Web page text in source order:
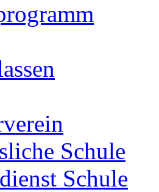
Schule
Schule